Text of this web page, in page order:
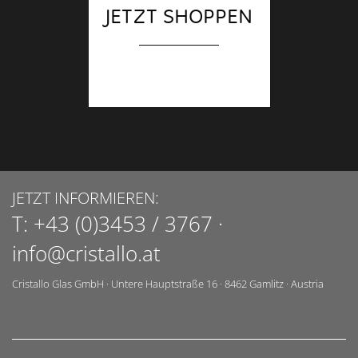
JETZT SHOPPEN
JETZT INFORMIEREN:
T: +43 (0)3453 / 3767 ·
info@cristallo.at
Cristallo Glas GmbH · Untere Hauptstraße 16 · 8462Gamlitz · Austria